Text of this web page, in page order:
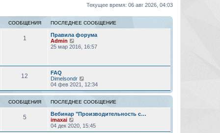
Текущее время: 06 авг 2026, 04:03
СООБЩЕНИЯ ПОСЛЕДНЕЕ СООБЩЕНИЕ
1
Правила форума
Admin
е
и
к
п
о
с
л
е
н
е
25 мар 2016, 16:57
12
FAQ
Dimelsondr
е
р
е
й
т
и
п
о
04 фев 2021, 12:34
СООБЩЕНИЯ ПОСЛЕДНЕЕ СООБЩЕНИЕ
5
Вебинар "Производительность с…
imaxai
е
р
04 дек 2020, 15:45